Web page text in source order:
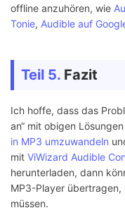
offline anzuhören, wie
Tonie, Audible auf
Teil 5. Fazit
Ich hoffe, dass das
an“ mit obigen
in MP3 umzuwandeln
mit ViWizard Audible
herunterladen, dann
MP3-Player
müssen.